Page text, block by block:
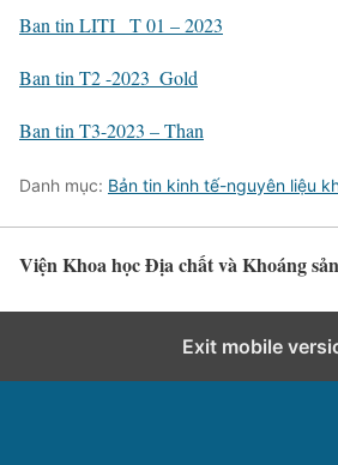
Ban tin LITI_ T 01 – 2023
Ban tin T2 -2023_Gold
Ban tin T3-2023 – Than
Danh mục: Bản tin kinh tế-nguyên liệu
Viện Khoa học Địa chất và Khoáng sản
Exit mobile